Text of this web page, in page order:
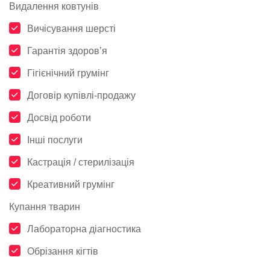
Видалення ковтунів
Вичісування шерсті
Гарантія здоров’я
Гігієнічний грумінг
Договір купівлі-продажу
Досвід роботи
Інші послуги
Кастрація / стерилізація
Креативний грумінг
Купання тварин
Лабораторна діагностика
Обрізання кігтів